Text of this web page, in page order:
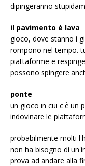
dipingeranno
il pavimento è lava
gioco, dove stanno i
rompono nel tempo.
piattaforme e
possono spingere
ponte
un gioco in cui c'è un
indovinare le
probabilmente molti
non ha bisogno di
prova ad andare alla